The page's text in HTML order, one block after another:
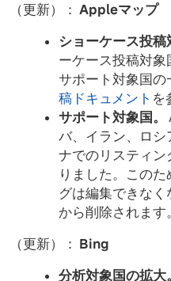
（更新）： Appleマップ
ショーケース投稿
ーケース投稿対象
サポート対象国の
稿ドキュメント を
サポート対象国。
バ、イラン、ロシ
ナでのリスティ
りました。この
グは編集できな
から削除されます。
（更新）： Bing
分析対象国の拡大。